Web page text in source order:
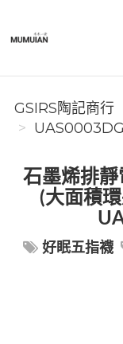
GSIRS陶記商行
GSIRS陶記商行
石墨烯排
(大面積
好眠五指襪